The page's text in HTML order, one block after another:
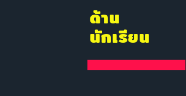
ด้าน
นักเรียน